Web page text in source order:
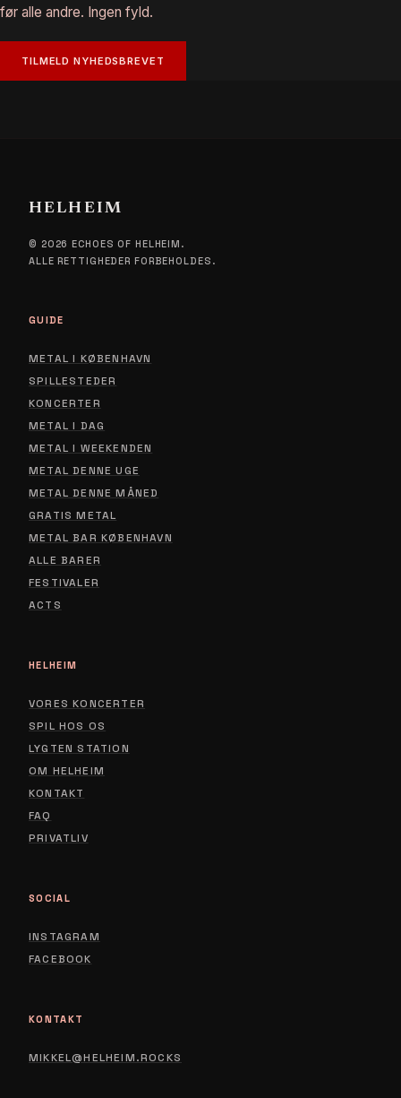
før alle andre. Ingen fyld.
TILMELD NYHEDSBREVET
HELHEIM
© 2026 ECHOES OF HELHEIM.
ALLE RETTIGHEDER FORBEHOLDES.
GUIDE
METAL I KØBENHAVN
SPILLESTEDER
KONCERTER
METAL I DAG
METAL I WEEKENDEN
METAL DENNE UGE
METAL DENNE MÅNED
GRATIS METAL
METAL BAR KØBENHAVN
ALLE BARER
FESTIVALER
ACTS
HELHEIM
VORES KONCERTER
SPIL HOS OS
LYGTEN STATION
OM HELHEIM
KONTAKT
FAQ
PRIVATLIVPRIVACY POLICY
SOCIAL
INSTAGRAM
FACEBOOK
KONTAKT
MIKKEL@HELHEIM.ROCKS